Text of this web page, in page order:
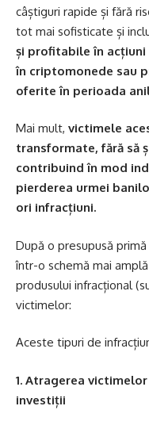
câștiguri rapide și fără
tot mai sofisticate și
și profitabile în
în criptomonede sau
oferite în perioada
Mai mult, victimele
transformate, fără să
contribuind în mod
pierderea urmei
ori infracțiuni.
După o presupusă
într-o schemă mai
produsului infracțional
victimelor:
Aceste tipuri de
1. Atragerea
investiții